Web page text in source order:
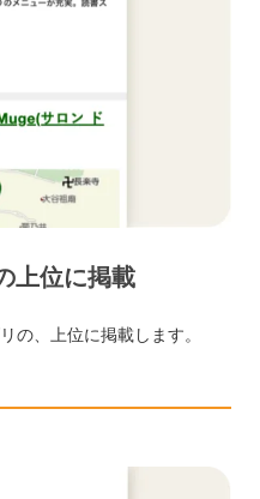
上位に掲載
の、上位に掲載します。